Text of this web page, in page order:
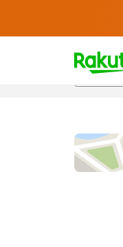
t
p
e
_
s